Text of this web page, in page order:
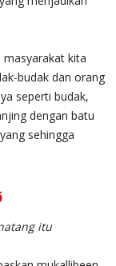
masyarakat kita
budak dan orang
seperti budak,
dengan batu
sehingga
itu